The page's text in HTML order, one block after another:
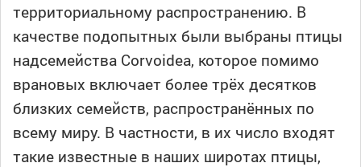
территориальному распространению. В
качестве подопытных были выбраны птицы
надсемейства Corvoidea, которое помимо
врановых включает более трёх десятков
близких семейств, распространённых по
всему миру. В частности, в их число входят
такие известные в наших широтах птицы,